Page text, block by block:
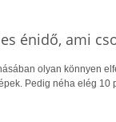
énidő, ami
olyan könnyen
Pedig néha elég